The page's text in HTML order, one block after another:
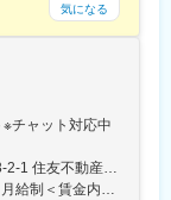
幅広い業務領域で
気になる
※チャット対応中
＜勤務地詳細＞本社住所：東京都港区六本木3-2-1 住友不動産六本木グランドタワー勤務地最寄駅：東京メトロ南北線／六本木一丁目駅受動喫煙対策：屋内全面禁煙変更の範囲：会社の定める事業所（リモートワーク含む）
＜予定年収＞406万円～602万円＜賃金形態＞月給制＜賃金内訳＞月額（基本給）：212,480円～315,200円その他固定手当/月：5,000円固定残業手当/月：77,520円～114,800円（固定残業時間45時間0分/月）超過した時間外労働の残業手当は追加支給＜月給＞295,000円～435,000円（一律手当を含む）＜昇給有無＞有＜残業手当＞有賃金はあくまでも目安の金額であり、選考を通じて上下する可能性があります。月給(月額)は固定手当を含めた表記です。